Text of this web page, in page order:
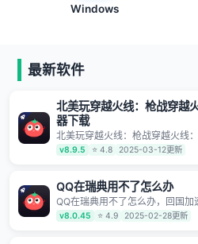
Windows
最新软件
北美玩穿越火线：枪战穿越
器下载
北美玩穿越火线：枪战穿越火线
载，回国加速器拥有全球海量节
卡顿超稳定，专为海外华人和留
看高清视频、听高品质音乐。
v8.9.5 ⭐ 4.8 2025-03-12更新
QQ在瑞典用不了怎么办
QQ在瑞典用不了怎么办，回国加
覆盖，运营商专线不卡顿超稳定
生打造，帮助海外华人免除地域
v8.0.45 ⭐ 4.9 2025-02-28更新